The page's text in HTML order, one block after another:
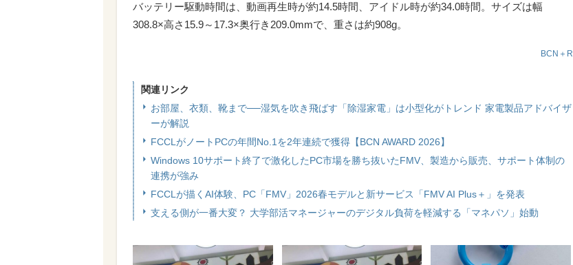
バッテリー駆動時間は、動画再生時が約14.5時間、アイドル時が約34.0時間。サイズは幅
308.8×高さ15.9～17.3×奥行き209.0mmで、重さは約908g。
BCN＋R
関連リンク
お部屋、衣類、靴まで──湿気を吹き飛ばす「除湿家電」は小型化がトレンド 家電製品アドバイザ
ーが解説
FCCLがノートPCの年間No.1を2年連続で獲得【BCN AWARD 2026】
Windows 10サポート終了で激化したPC市場を勝ち抜いたFMV、製造から販売、サポート体制の
連携が強み
FCCLが描くAI体験、PC「FMV」2026春モデルと新サービス「FMV AI Plus＋」を発表
支える側が一番大変？ 大学部活マネージャーのデジタル負荷を軽減する「マネパソ」始動